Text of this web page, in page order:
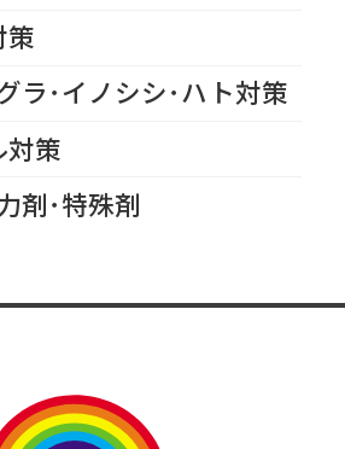
策
ラ･イノシシ･ハト対策
対策
剤･特殊剤